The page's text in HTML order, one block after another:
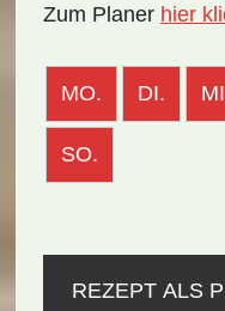
Zum Planer hier
MO. DI.
SO.
REZEPT ALS